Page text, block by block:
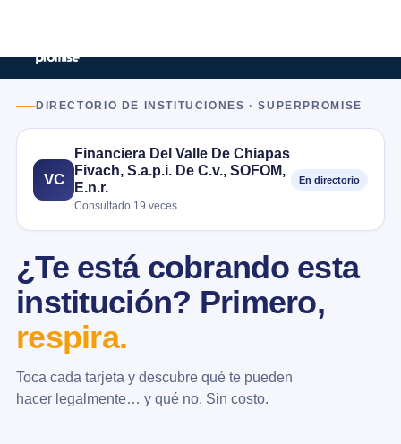
DIRECTORIO DE INSTITUCIONES · SUPERPROMISE
VC
Financiera Del Valle De Chiapas
Fivach, S.a.p.i. De C.v., SOFOM,
E.n.r.
Consultado 19 veces
En directorio
¿Te está cobrando esta
institución? Primero,
respira.
Toca cada tarjeta y descubre qué te pueden
hacer legalmente… y qué no. Sin costo.